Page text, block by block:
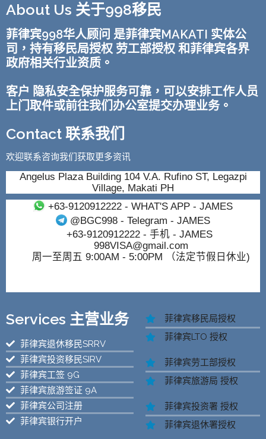
About Us 关于998移民
菲律宾998华人顾问 是菲律宾MAKATI 实体公
司，持有移民局授权 劳工部授权 和菲律宾各界
政府相关行业资质。
客户 隐私安全保护服务可靠，可以安排工作人员
上门取件或前往我们办公室提交办理业务。
Contact 联系我们
欢迎联系咨询我们获取更多资讯
Angelus Plaza Building 104 V.A. Rufino ST, Legazpi
Village, Makati PH
+63-9120912222- WHAT'S APP - JAMES
@BGC998 - Telegram - JAMES
+63-9120912222- 手机 - JAMES
998VISA@gmail.com
周一至周五 9:00AM - 5:00PM （法定节假日休业)
Services 主营业务
菲律宾退休移民SRRV
菲律宾投资移民SIRV
菲律宾工签 9G
菲律宾旅游签证 9A
菲律宾公司注册
菲律宾银行开户
菲律宾移民局授权
菲律宾LTO 授权
菲律宾劳工部授权
菲律宾旅游局 授权
菲律宾投资署 授权
菲律宾退休署授权